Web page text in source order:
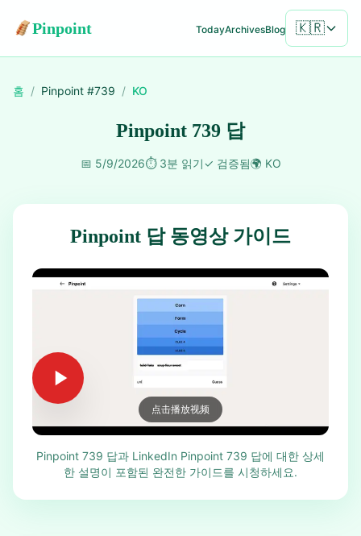
Pinpoint TodayArchivesBlog 🇰🇷
홈 / Pinpoint #739 / KO
Pinpoint 739 답
📅 5/9/2026⏱️ 3분 읽기✓ 검증됨🌍 KO
Pinpoint 답 동영상 가이드
点击播放视频
Pinpoint 739 답과 LinkedIn Pinpoint 739 답에 대한 상세
한 설명이 포함된 완전한 가이드를 시청하세요.